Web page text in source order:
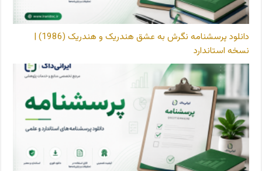
دانلود پرسشنامه نگرش به عشق هندریک و هندریک (1986) |
نسخه استاندارد